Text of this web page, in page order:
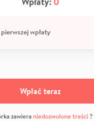
wpłaty
Wpłać teraz
zawiera niedozwolone treści?